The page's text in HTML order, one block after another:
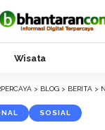
Wisata
> BLOG > BERITA >
SOSIAL